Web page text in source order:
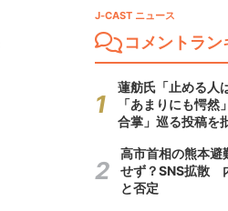
J-CAST ニュース
コメントラン
蓮舫氏「止める人
「あまりにも愕
合掌」巡る投稿を
高市首相の熊本避
せず？SNS拡散
と否定